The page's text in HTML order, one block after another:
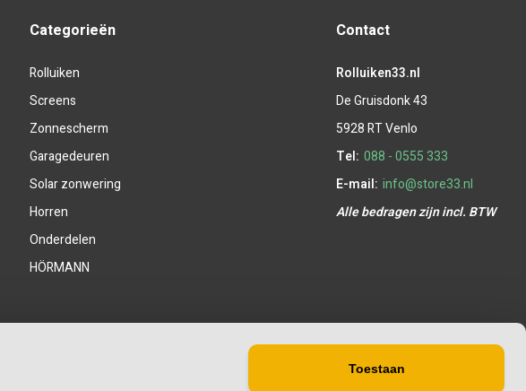
Categorieën
Rolluiken
Screens
Zonnescherm
Garagedeuren
Solar zonwering
Horren
Onderdelen
HÖRMANN
Contact
Rolluiken33.nl
De Gruisdonk 43
5928 RT Venlo
Tel: 088 - 0555 333
E-mail: info@store33.nl
Alle bedragen zijn incl. BTW
Toestaan